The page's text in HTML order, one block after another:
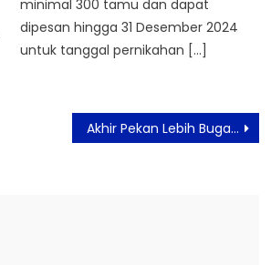
minimal 300 tamu dan dapat
dipesan hingga 31 Desember 2024
untuk tanggal pernikahan […]
Akhir Pekan Lebih Bugar, Yello Hotel Harmoni Jakarta Hadirkan Promo Stay & Fit